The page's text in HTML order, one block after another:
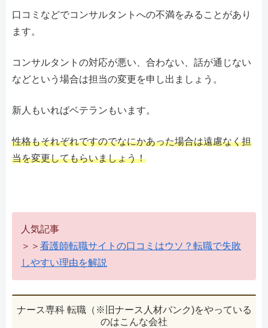
口コミなどでコンサルタントへの不満をみることがあり
ます。
コンサルタントの対応が悪い、合わない、話が通じない
などという場合は担当の変更を申し出ましょう。
新人もいればベテランもいます。
性格もそれぞれですのでなにかあった場合は遠慮なく担
当を変更してもらいましょう！
人気記事
＞＞ 看護師転職サイトの口コミはウソ？転職で失敗
しやすい理由を解説
ナース専科 転職（※旧ナース人材バンク)をやっている
のはこんな会社